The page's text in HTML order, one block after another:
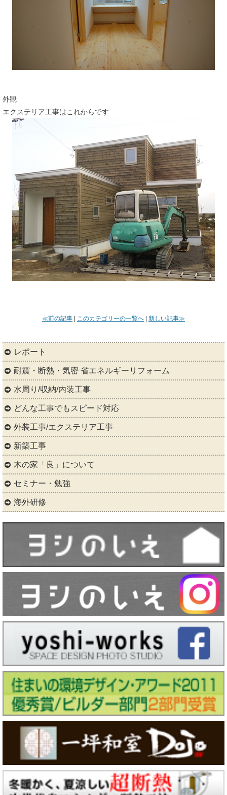
外観
エクステリア工事はこれからです
≪前の記事 このカテゴリーの一覧へ 新しい記事≫
レポート
耐震・断熱・気密 省エネルギーリフォーム
水周り/収納/内装工事
どんな工事でもスピード対応
外装工事/エクステリア工事
新築工事
木の家「良」について
セミナー・勉強
海外研修